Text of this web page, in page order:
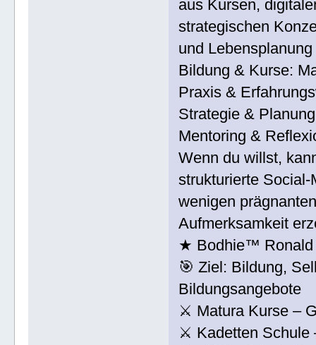
aus Kursen,
strategischen
und
Bildung & Kurse:
Praxis &
Strategie &
Mentoring &
Wenn du willst,
strukturierte
wenigen
Aufmerksamkeit
★ Bodhie™ Ronald
🎯 Ziel: Bildung,
Bildungsangebote
⚔ Matura Kurse –
⚔ Kadetten Schule